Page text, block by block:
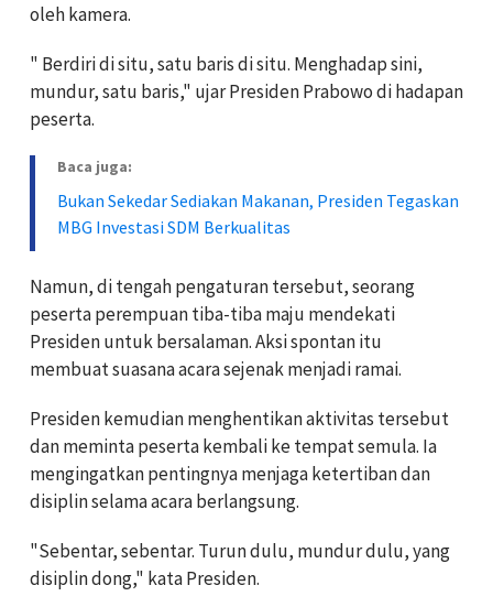
oleh kamera.
" Berdiri di situ, satu baris di situ. Menghadap sini,
mundur, satu baris," ujar Presiden Prabowo di hadapan
peserta.
Baca juga:
Bukan Sekedar Sediakan Makanan, Presiden Tegaskan
MBG Investasi SDM Berkualitas
Namun, di tengah pengaturan tersebut, seorang
peserta perempuan tiba-tiba maju mendekati
Presiden untuk bersalaman. Aksi spontan itu
membuat suasana acara sejenak menjadi ramai.
Presiden kemudian menghentikan aktivitas tersebut
dan meminta peserta kembali ke tempat semula. Ia
mengingatkan pentingnya menjaga ketertiban dan
disiplin selama acara berlangsung.
"Sebentar, sebentar. Turun dulu, mundur dulu, yang
disiplin dong," kata Presiden.